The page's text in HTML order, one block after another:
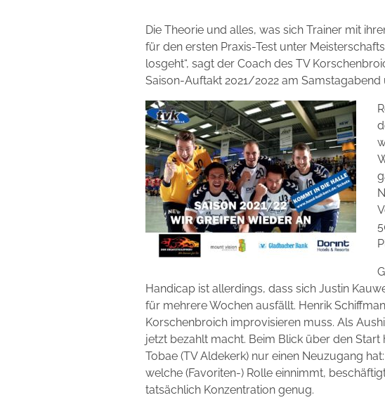
Die Theorie und alles, was sich Trainer mit
für den ersten Praxis-Test unter
losgeht“, sagt der Coach des TV
Saison-Auftakt 2021/2022 am
Handicap ist allerdings, dass sich Justin
für mehrere Wochen ausfällt. Henrik
Korschenbroich improvisieren muss. Als
jetzt bezahlt macht. Beim Blick über den
Tobae (TV Aldekerk) nur einen Neuzugang
welche (Favoriten-) Rolle einnimmt,
tatsächlich Konzentration genug.